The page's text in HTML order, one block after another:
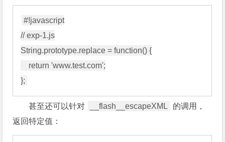
#!javascript
// exp-1.js
String.prototype.replace = function() {
甚至还可以针对 __flash__escapeXML
的调用，
返回特定值：